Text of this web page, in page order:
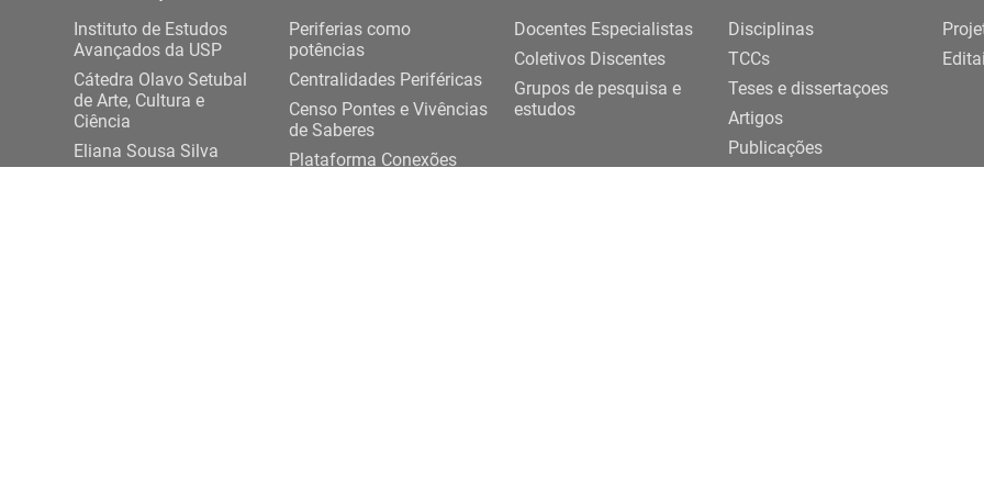
Instituto de Estudos
Avançados da USP
Cátedra Olavo Setubal
de Arte, Cultura e
Ciência
Eliana Sousa Silva
Periferias como
potências
Centralidades Periféricas
Censo Pontes e Vivências
de Saberes
Plataforma Conexões
Docentes Especialistas
Coletivos Discentes
Grupos de pesquisa e
estudos
Disciplinas
TCCs
Teses e dissertaçoes
Artigos
Publicações